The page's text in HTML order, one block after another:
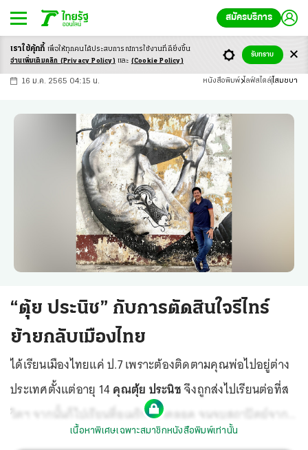
สมัครบริการ
-ก ก ก+
16 ม.ค. 2565 04:15 น. หนังสือพิมพ์ ไลฟ์สไตล์ โสมชบา
“ตุ้ย ประนิช” กับการตัดสินใจรีไทร์
ย้ายกลับเมืองไทย
ได้เรียนเมืองไทยแค่ ป.7 เพราะต้องติดตามคุณพ่อไปอยู่ต่าง
ประเทศตั้งแต่อายุ 14คุณตุ้ย ประนิชจึงถูกส่งไปเรียนต่อที่ส
วิตฯ จากนั้นก็ไปเรียนที่อเมริกามาตลอด จนจบสถาปัตย์จาก
Cornell ตามรอยคุณปู่ คือพระยาประสาทธาตุการย์
เนื้อหาพิเศษเฉพาะสมาชิกหนังสือพิมพ์เท่านั้น
เราใช้คุ้กกี้ เพื่อให้ทุกคนได้ประสบการณ์การใช้งานที่ดียิ่งขึ้น
อ่านเพิ่มเติมคลิก (Privacy Policy) และ (Cookie Policy)
รับทราบ